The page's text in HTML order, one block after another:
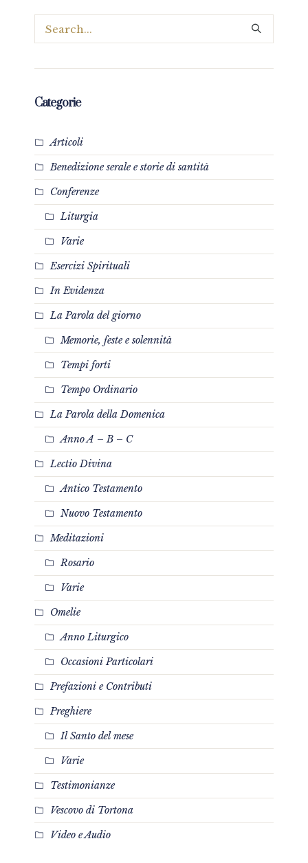
Categorie
Articoli
Benedizione serale e storie di santità
Conferenze
Liturgia
Varie
Esercizi Spirituali
In Evidenza
La Parola del giorno
Memorie, feste e solennità
Tempi forti
Tempo Ordinario
La Parola della Domenica
Anno A – B – C
Lectio Divina
Antico Testamento
Nuovo Testamento
Meditazioni
Rosario
Varie
Omelie
Anno Liturgico
Occasioni Particolari
Prefazioni e Contributi
Preghiere
Il Santo del mese
Varie
Testimonianze
Vescovo di Tortona
Video e Audio